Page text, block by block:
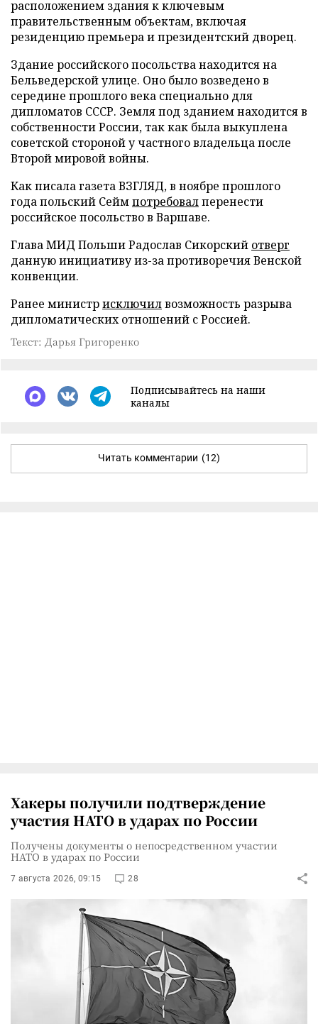
расположением здания к ключевым
правительственным объектам, включая
резиденцию премьера и президентский дворец.
Здание российского посольства находится на
Бельведерской улице. Оно было возведено в
середине прошлого века специально для
дипломатов СССР. Земля под зданием находится в
собственности России, так как была выкуплена
советской стороной у частного владельца после
Второй мировой войны.
Как писала газета ВЗГЛЯД, в ноябре прошлого
года польский Сеймпотребовалперенести
российское посольство в Варшаве.
Глава МИД Польши Радослав Сикорский отверг
данную инициативу из-за противоречия Венской
конвенции.
Ранее министрисключилвозможность разрыва
дипломатических отношений с Россией.
Текст: Дарья Григоренко
Подписывайтесь на наши
каналы
Читать комментарии (12)
Хакеры получили подтверждение
участия НАТО в ударах по России
Получены документы о непосредственном участии
НАТО в ударах по России
7 августа 2026, 09:15 28